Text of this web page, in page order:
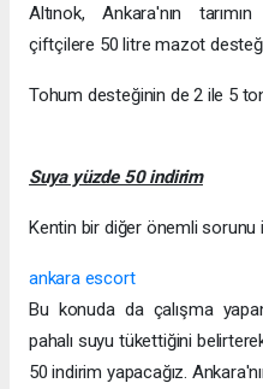
Altınok, Ankara'nın
çiftçilere 50 litre mazot
Tohum desteğinin de 2 ile 5 ton
Suya yüzde 50 indirim
Kentin bir diğer önemli sorunu
ankara escort
Bu konuda da çalışma
pahalı suyu tükettiğini
50 indirim yapacağız.